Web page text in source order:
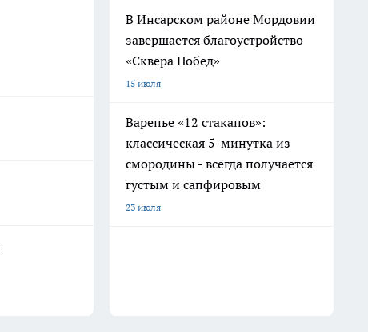
В Инсарском районе Мордовии
завершается благоустройство
«Сквера Побед»
15 июля
Варенье «12 стаканов»:
классическая 5-минутка из
смородины - всегда получается
густым и сапфировым
23 июля